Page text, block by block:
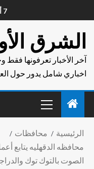
7 أغسطس، 2026
الشرق
آخر الأخبار تعرفونها
اخباري شامل يدور حول
الرئيسية
محافظات
محافظه الدقهليه يتابع
الصوت بالتوك توك